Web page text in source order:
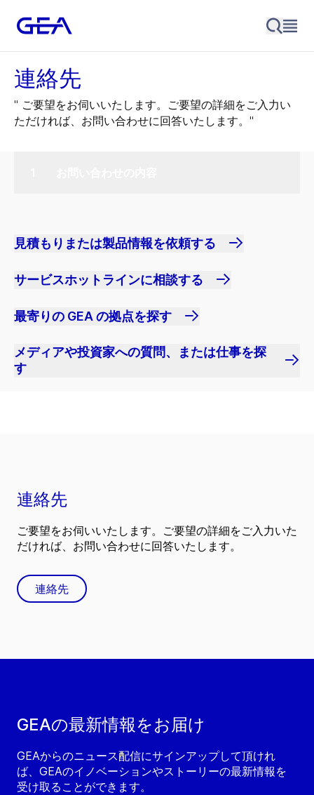
連絡先
" ご要望をお伺いいたします。ご要望の詳細をご入力い
ただければ、お問い合わせに回答いたします。"
見積もりまたは製品情報を依頼する
サービスホットラインに相談する
最寄りの GEA の拠点を探す
メディアや投資家への質問、または仕事を探
す
GEAの最新情報をお届け
GEAからのニュース配信にサインアップして頂けれ
ば、GEAのイノベーションやストーリーの最新情報を
受け取ることができます。
連絡先
ご要望をお伺いいたします。ご要望の詳細をご入力いた
だければ、お問い合わせに回答いたします。
連絡先